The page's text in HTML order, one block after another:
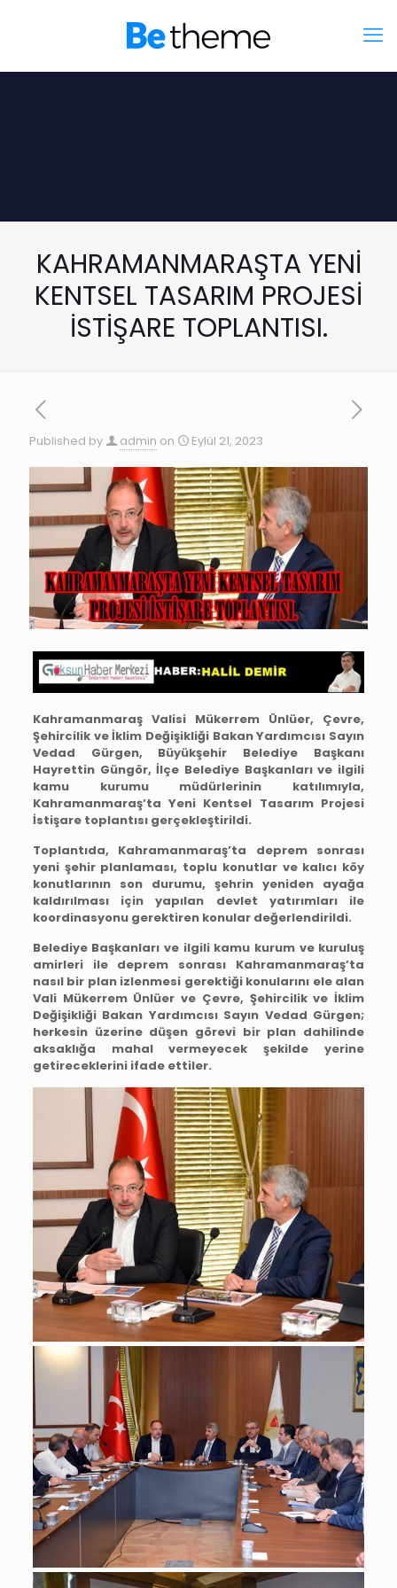
KAHRAMANMARAŞTA YENİ
KENTSEL TASARIM PROJESİ
İSTİŞARE TOPLANTISI.
Published by admin on Eylül 21, 2023
Kahramanmaraş Valisi Mükerrem Ünlüer, Çevre,
Şehircilik ve İklim Değişikliği Bakan Yardımcısı Sayın
Vedad Gürgen, Büyükşehir Belediye Başkanı
Hayrettin Güngör, İlçe Belediye Başkanları ve ilgili
kamu kurumu müdürlerinin katılımıyla,
Kahramanmaraş’ta Yeni Kentsel Tasarım Projesi
İstişare toplantısı gerçekleştirildi.
Toplantıda, Kahramanmaraş’ta deprem sonrası
yeni şehir planlaması, toplu konutlar ve kalıcı köy
konutlarının son durumu, şehrin yeniden ayağa
kaldırılması için yapılan devlet yatırımları ile
koordinasyonu gerektiren konular değerlendirildi.
Belediye Başkanları ve ilgili kamu kurum ve kuruluş
amirleri ile deprem sonrası Kahramanmaraş’ta
nasıl bir plan izlenmesi gerektiği konularını ele alan
Vali Mükerrem Ünlüer ve Çevre, Şehircilik ve İklim
Değişikliği Bakan Yardımcısı Sayın Vedad Gürgen;
herkesin üzerine düşen görevi bir plan dahilinde
aksaklığa mahal vermeyecek şekilde yerine
getireceklerini ifade ettiler.